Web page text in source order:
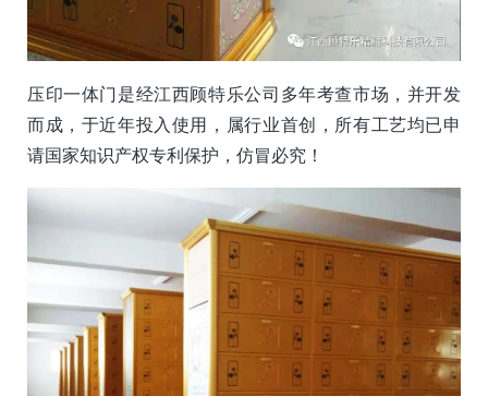
压印一体门是经江西顾特乐公司多年考查市场，并开发
而成，于近年投入使用，属行业首创，所有工艺均已申
请国家知识产权专利保护，仿冒必究！